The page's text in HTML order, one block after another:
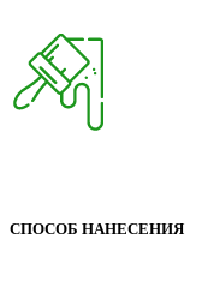
СПОСОБ НАНЕСЕНИЯ